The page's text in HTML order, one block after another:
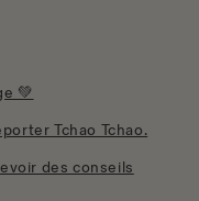
💚
Tchao Tchao.
des conseils